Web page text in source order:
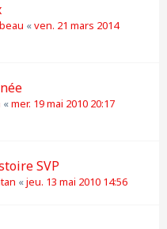
«ven. 21 mars 2014
«mer. 19 mai 2010 20:17
SVP
«jeu. 13 mai 2010 14:56